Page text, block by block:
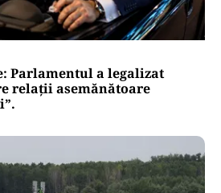
Parlamentul a legalizat
relații asemănătoare